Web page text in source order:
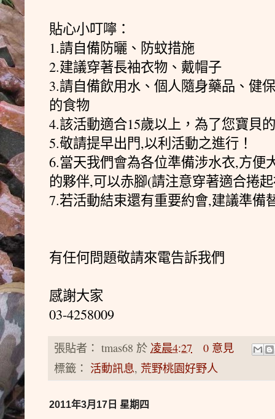
貼心小叮嚀：
1.請自備防曬、防蚊措施
2.建議穿著長袖衣物、戴帽子
3.請自備飲用水、個人隨身藥品、健
的食物
4.該活動適合15歲以上，為了您寶貝
5.敬請提早出門,以利活動之進行！
6.當天我們會為各位準備涉水衣,方便
的夥伴,可以赤腳(請注意穿著適合捲
7.若活動結束還有重要約會,建議準備
有任何問題敬請來電告訴我們
感謝大家
03-4258009
張貼者： tmas68 於 凌晨4:27
0 意見
標籤： 活動訊息, 荒野桃園好野人
2011年3月17日 星期四